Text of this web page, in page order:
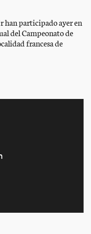
han participado ayer en
del Campeonato de
francesa de
después de